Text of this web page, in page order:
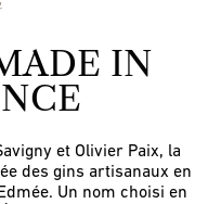
IN
et Olivier Paix, la
des gins artisanaux en
Un nom choisi en